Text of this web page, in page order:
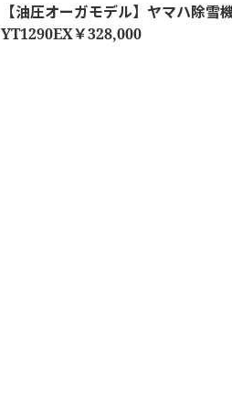
【油圧オーガモデル】ヤマハ除雪
YT1290EX￥328,000